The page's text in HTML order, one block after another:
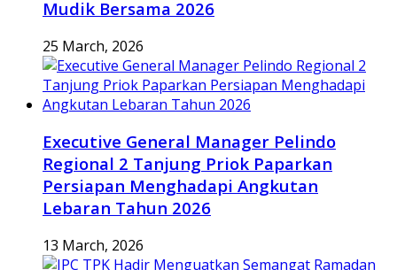
Mudik Bersama 2026
25 March, 2026
Executive General Manager Pelindo
Regional 2 Tanjung Priok Paparkan
Persiapan Menghadapi Angkutan
Lebaran Tahun 2026
13 March, 2026